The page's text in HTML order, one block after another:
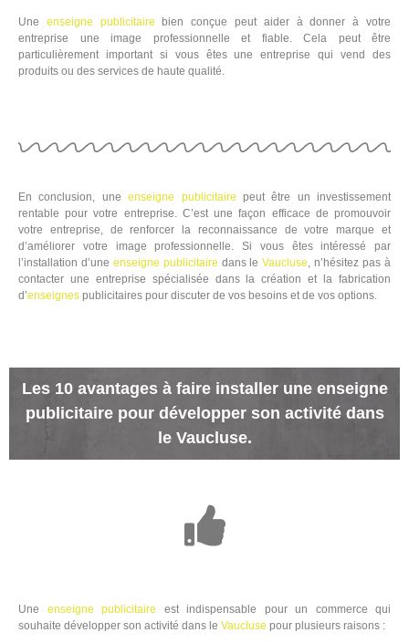
Une enseigne publicitaire bien conçue peut aider à donner à votre
entreprise une image professionnelle et fiable. Cela peut être
particulièrement important si vous êtes une entreprise qui vend des
produits ou des services de haute qualité.
En conclusion, uneenseigne publicitaire peut être un investissement
rentable pour votre entreprise. C’est une façon efficace de promouvoir
votre entreprise, de renforcer la reconnaissance de votre marque et
d’améliorer votre image professionnelle. Si vous êtes intéressé par
l’installation d’une enseigne publicitaire dans leVaucluse, n’hésitez pas à
contacter une entreprise spécialisée dans la création et la fabrication
d’enseignes publicitaires pour discuter de vos besoins et de vos options.
Les 10 avantages à faire installer une enseigne
publicitaire pour développer son activité dans
le Vaucluse.
Une enseigne publicitaire est indispensable pour un commerce qui
souhaite développer son activité dans le Vaucluse pour plusieurs raisons :